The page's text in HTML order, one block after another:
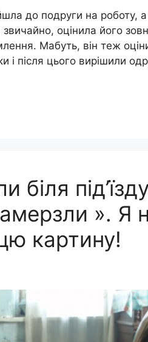
до подруги на роботу, а
оцінила його
Мабуть, він теж
і після цього вирішили
біля
». Я
картину!